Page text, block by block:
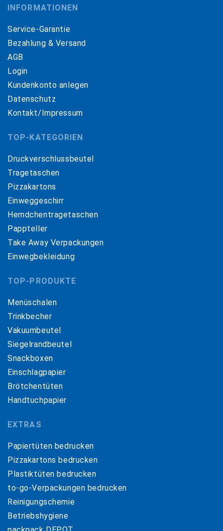
INFORMATIONEN
Service-Garantie
Bezahlung & Versand
AGB
Login
Kundenkonto anlegen
Datenschutz
Kontakt/Impressum
TOP-KATEGORIEN
Druckverschlussbeutel
Tragetaschen
Pizzakartons
Einweggeschirr
Hemdchentragetaschen
Pappteller
Take Away Verpackungen
Einwegbekleidung
TOP-PRODUKTE
Menüschalen
Trinkbecher
Vakuumbeutel
Siegelrandbeutel
Snackboxen
Einschlagpapier
Brötchentüten
Handtuchpapier
EXTRAS
Papiertüten bedrucken
Pizzakartons bedrucken
Plastiktüten bedrucken
to-go-Verpackungen bedrucken
Reinigungschemie
Betriebshygiene